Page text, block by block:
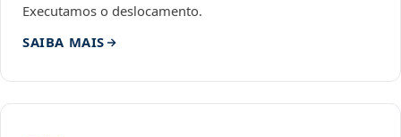
Executamos o deslocamento.
SAIBA MAIS